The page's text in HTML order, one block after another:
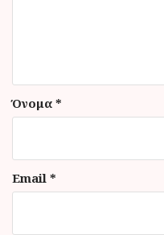
Όνομα *
Email *